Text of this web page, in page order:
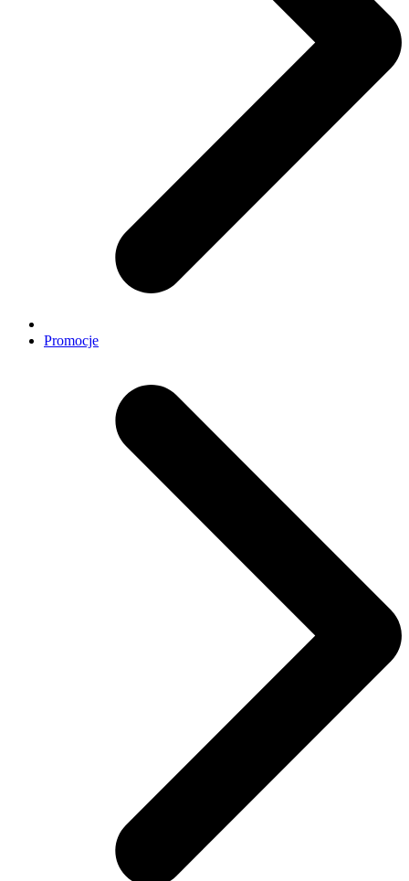
Promocje